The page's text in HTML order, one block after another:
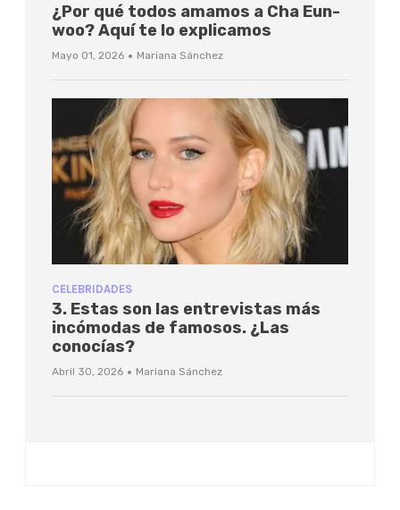
¿Por qué todos amamos a Cha Eun-
woo? Aquí te lo explicamos
Mayo 01, 2026 · Mariana Sánchez
CELEBRIDADES
3. Estas son las entrevistas más
incómodas de famosos. ¿Las
conocías?
Abril 30, 2026 · Mariana Sánchez